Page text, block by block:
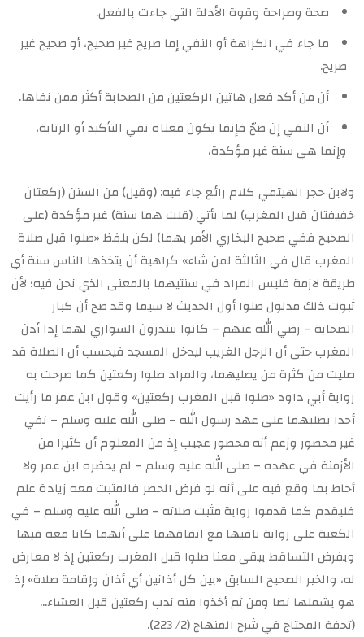
صحة وصراحة وقوة الأدلة التي جاءت بالفعل.
ما جاء في الكراهة أو النفي إما صريح غير صحيح، أو صحيح غير
صريح.
أن من أكد فعل هاتين الركعتين من الصحابة أكثر ممن نفاها.
أن النفي إن صحّ فإنما يكون معناه نفي التأكيد أو الرتابة،
وإنما هي سنة غير مؤكدة،
ولابن حجر الهيتمي كلام رائع جاء فيه: (وقيل) من السنن (ركعتان
خفيفتان قبل المغرب) لما يأتي (قلت هما سنة) غير مؤكدة (على
الصحيح ففي صحيح البخاري الأمر بهما) لكن بلفظ «صلوا قبل صلاة
المغرب قال في الثالثة لمن شاء» كراهية أن يتخذها الناس سنة أي
طريقة لازمة فليس المراد في سنتيهما بالمعنى الذي نحن فيه؛ لأن
ثبوت ذلك مدلول صلوا أول الحديث لا سيما وقد صح أن كبار
الصحابة – رضي الله عنهم – كانوا يبتدرون السواري لهما إذا أذن
المغرب حتى أن الرجل الغريب ليدخل المسجد فيحسب أن الصلاة قد
صليت من كثرة من يصليهما، والمراد صلوا ركعتين كما صرحت به
رواية أبي داود «صلوا قبل المغرب ركعتين» وقول ابن عمر ما رأيت
أحدا يصليهما على عهد رسول الله – صلى الله عليه وسلم – نفي
غير محصور وزعم أنه محصور عجيب إذ من المعلوم أن كثيرا من
الأزمنة في عهده – صلى الله عليه وسلم – لم يحضره ابن عمر ولا
أحاط بما وقع فيه على أنه لو فرض الحصر فالمثبت معه زيادة علم
فليقدم كما قدموا رواية مثبت صلاته – صلى الله عليه وسلم – في
الكعبة على رواية نافيها مع اتفاقهما على أنهما كانا معه فيها
وبفرض التساقط يبقى معنا صلوا قبل المغرب ركعتين إذ لا معارض
له، والخبر الصحيح السابق «بين كل أذانين أي أذان وإقامة صلاة» إذ
هو يشملها نصا ومن ثم أخذوا منه ندب ركعتين قبل العشاء…
(تحفة المحتاج في شرح المنهاج (2/ 223).